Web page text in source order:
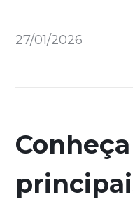
27/01/2026